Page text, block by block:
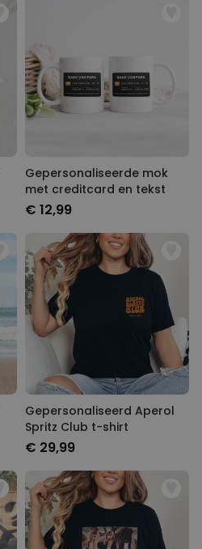
Gepersonaliseerde mok
met creditcard en tekst
€ 12,99
Gepersonaliseerd Aperol
Spritz Club t-shirt
€ 29,99